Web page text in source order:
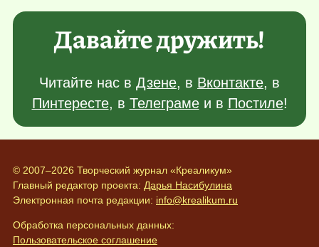
Давайте дружить!
Читайте нас в Дзене, в Вконтакте, в
Пинтересте, в Телеграмеи в Постиле!
© 2007–2026 Творческий журнал «Креаликум»
Главный редактор проекта: Дарья Насибулина
Электронная почта редакции: info@krealikum.ru
Обработка персональных данных:
Пользовательское соглашение